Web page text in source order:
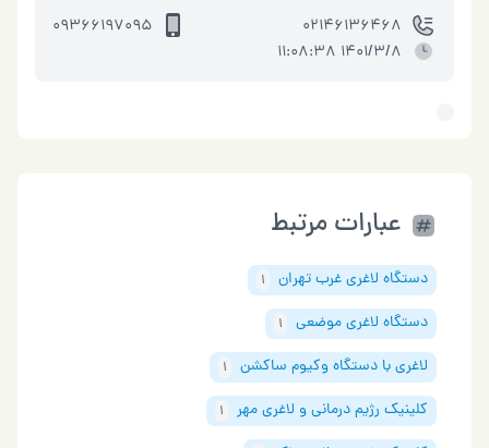
02146136468
09366197095
1401/3/8 11:08:38
عبارات مرتبط
دستگاه لاغری غرب تهران 1
دستگاه لاغری موضعی 1
لاغری با دستگاه وکیوم ساکشن 1
کلینیک رژیم درمانی و لاغری مهر 1